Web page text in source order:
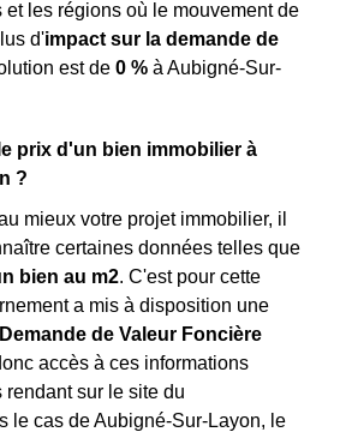
les régions où le mouvement de
d'impact sur la demande de
est de 0 % à Aubigné-Sur-
prix d'un bien immobilier à
?
mieux votre projet immobilier, il
certaines données telles que
bien au m2. C'est pour cette
a mis à disposition une
Demande de Valeur Foncière
accès à ces informations
sur le site du
le cas de Aubigné-Sur-Layon, le